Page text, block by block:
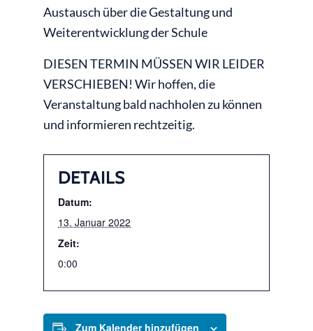
Austausch über die Gestaltung und
Weiterentwicklung der Schule
DIESEN TERMIN MÜSSEN WIR LEIDER
VERSCHIEBEN! Wir hoffen, die
Veranstaltung bald nachholen zu können
und informieren rechtzeitig.
DETAILS
Datum:
13. Januar 2022
Zeit:
0:00
Zum Kalender hinzufügen